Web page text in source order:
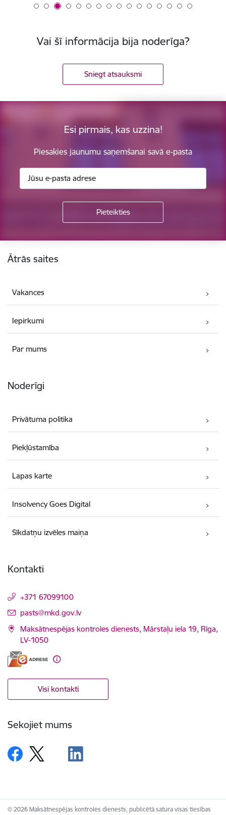
Vai šī informācija bija noderīga?
Sniegt atsauksmi
Esi pirmais, kas uzzina!
Piesakies jaunumu saņemšanai savā e-pasta
Ātrās saites
Vakances
Iepirkumi
Par mums
Noderīgi
Privātuma politika
Piekļūstamība
Lapas karte
Insolvency Goes Digital
Sīkdatņu izvēles maiņa
Kontakti
+371 67099100
E-pasts:
pasts@mkd.gov.lv
Maksātnespējas kontroles dienests, Mārstaļu iela 19, Rīga,
LV-1050
Visi kontakti
Sekojiet mums
© 2026 Maksātnespējas kontroles dienests, publicētā satura visas tiesības